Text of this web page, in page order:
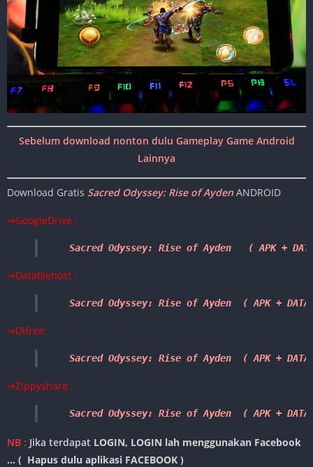
Sebelum download nonton dulu Gameplay Game Android
Lainnya
Download Gratis Sacred Odyssey: Rise of Ayden ANDROID
⇒GoogleDrive :
Sacred Odyssey: Rise of Ayden   ( APK +
⇒Datafilehost :
Sacred Odyssey: Rise of Ayden  ( APK + DATA
⇒Dlfree:
Sacred Odyssey: Rise of Ayden  ( APK + DATA
⇒Zippyshare :
Sacred Odyssey: Rise of Ayden  ( APK + DATA
NB : Jika terdapat LOGIN, LOGIN lah menggunakan Facebook
… ( Hapus dulu aplikasi FACEBOOK )